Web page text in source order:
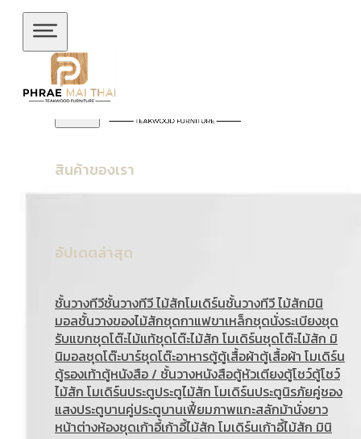
ข้ามไปยังเนื้อหาหลัก
สินค้าของเรา
อัปเดตล่าสุด
ชั้นวางทีวีชั้นวางทีวี ไม้สักโมเดิร์นชั้นวางทีวี ไม้สักมินิ
มอลชั้นวางของไม้สักชุดกาแฟขาเหล็กชุดนั่งระเบียงชุด
รับแขกชุดโต๊ะไม้แท้ชุดโต๊ะไม้สัก โมเดิร์นชุดโต๊ะไม้สัก มิ
นิมอลชุดโต๊ะบาร์ชุดโต๊ะอาหารตู้ตู้เสื้อผ้าตู้เสื้อผ้า โมเดิร์น
ตู้รองเท้าตู้หนังสือ / ชั้นวางหนังสือตู้หัวเตียงตู้โชว์ตู้โชว์
ไม้สัก โมเดิร์นประตูประตูไม้สัก โมเดิร์นประตูนิรภัยคู่ชอง
แสงประตูบานคู่ประตูบานเฟี้ยมภาพแกะสลักม้านั่งยาว
หน้าต่างห้องชุดเก้าอี้เก้าอี้ไม้สัก โมเดิร์นเก้าอี้ไม้สัก มินิ